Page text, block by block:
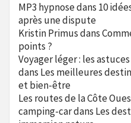
MP3 hypnosedans 10
après une dispute
Kristin Primusdans
points ?
Voyager léger : les
dans Les meilleures
et bien-être
Les routes de la Côte
camping-cardans Les